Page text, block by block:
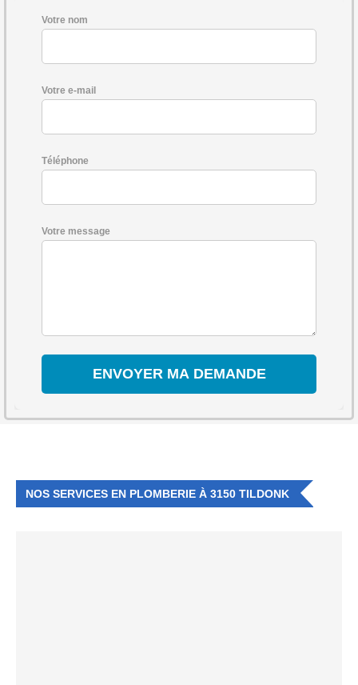
Votre nom
Votre e-mail
Téléphone
Votre message
NOS SERVICES EN PLOMBERIE À 3150 TILDONK